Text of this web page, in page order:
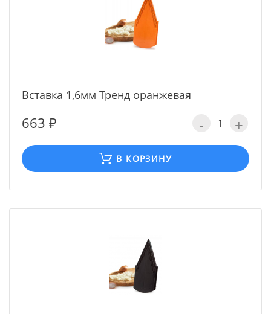
Вставка 1,6мм Тренд оранжевая
663 ₽ - +
В КОРЗИНУ